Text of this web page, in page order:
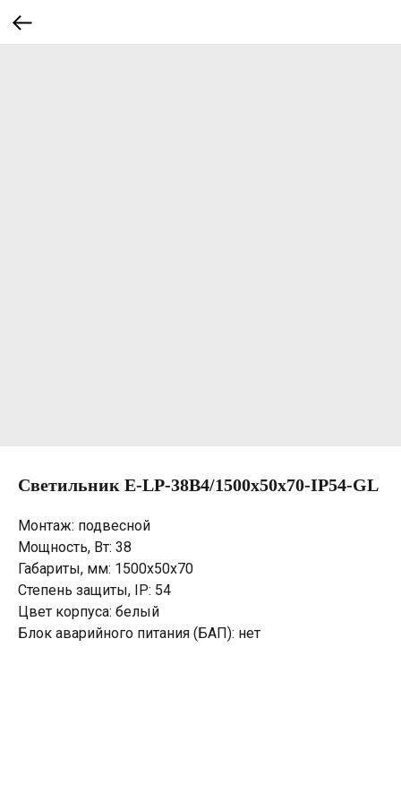
Светильник E-LP-38B4/1500х50х70-IP54-GL
Монтаж: подвесной
Мощность, Вт: 38
Габариты, мм: 1500х50х70
Степень защиты, IP: 54
Цвет корпуса: белый
Блок аварийного питания (БАП): нет